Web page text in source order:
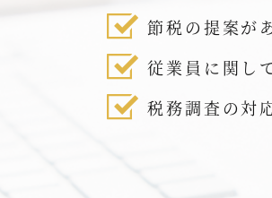
節税の提案が
従業員に関し
税務調査の対